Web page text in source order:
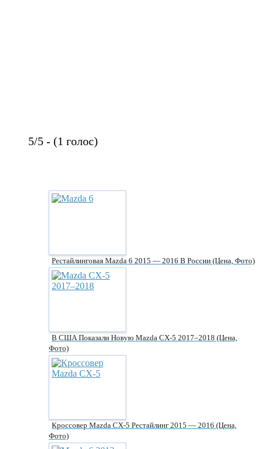
5/5 - (1 голос)
Рестайлинговая Mazda 6 2015 — 2016 В России (цена, Фото)
В США Показали Новую Mazda CX-5 2017–2018 (цена,
Фото)
Кроссовер Mazda CX-5 Рестайлинг 2015 — 2016 (цена,
Фото)